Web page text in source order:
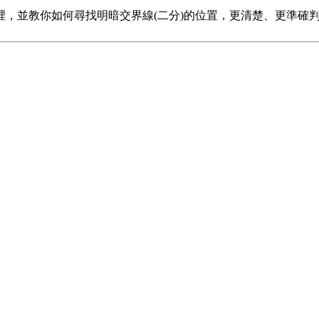
並教你如何尋找明暗交界線(二分)的位置，更清楚、更準確判